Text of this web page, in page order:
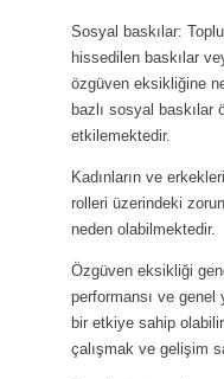
Sosyal baskılar:
hissedilen baskılar
özgüven eksikliğine
bazlı sosyal baskılar
etkilemektedir.
Kadınların ve
rolleri üzerindeki
neden olabilmektedir.
Özgüven eksikliği
performansı ve
bir etkiye sahip
çalışmak ve gelişim